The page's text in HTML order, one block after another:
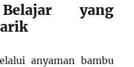
yang
anyaman bambu